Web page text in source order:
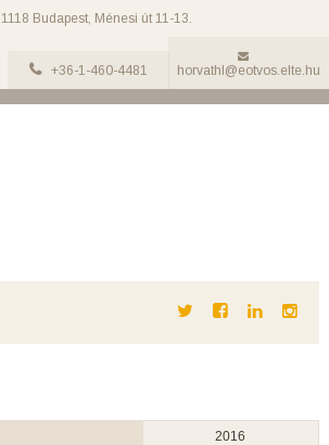
1118 Budapest, Ménesi út 11-13.
+36-1-460-4481 horvathl@eotvos.elte.hu
2016